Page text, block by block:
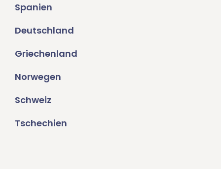
Spanien
Deutschland
Griechenland
Norwegen
Schweiz
Tschechien